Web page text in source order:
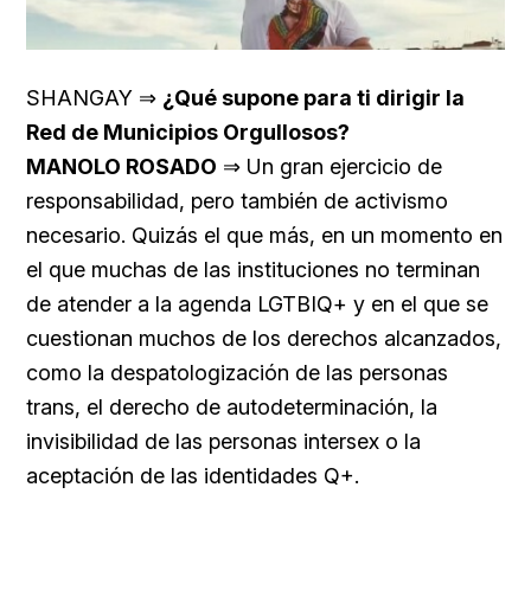
SHANGAY ⇒ ¿Qué supone para ti dirigir la
Red de Municipios Orgullosos?
MANOLO ROSADO ⇒ Un gran ejercicio de
responsabilidad, pero también de activismo
necesario. Quizás el que más, en un momento en
el que muchas de las instituciones no terminan
de atender a la agenda LGTBIQ+ y en el que se
cuestionan muchos de los derechos alcanzados,
como la despatologización de las personas
trans, el derecho de autodeterminación, la
invisibilidad de las personas intersex o la
aceptación de las identidades Q+.